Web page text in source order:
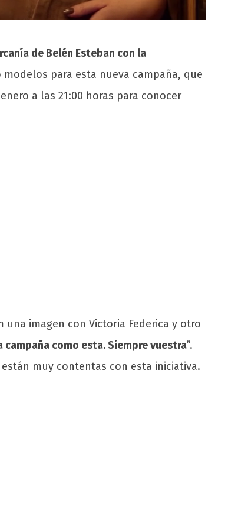
de Belén Esteban con la
para esta nueva campaña, que
a las 21:00 horas para conocer
imagen con Victoria Federica y otro
como esta. Siempre vuestra”.
muy contentas con esta iniciativa.